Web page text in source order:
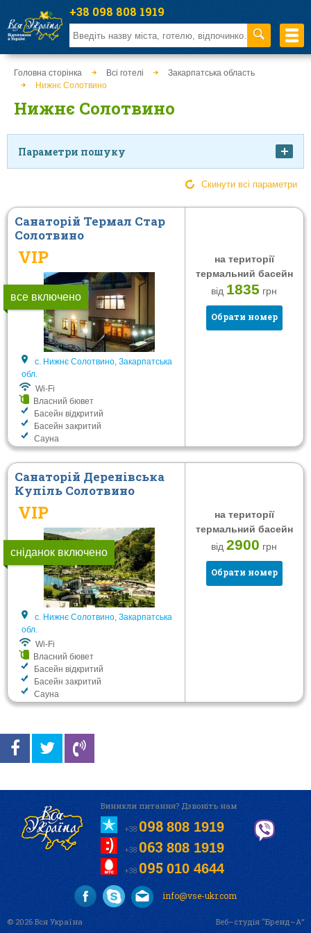
Головна сторінка Всі готелі
Закарпатська область
Нижнє Солотвино
Нижнє Солотвино
все включено
Санаторій Термал Стар
Солотвино
VIP
с. Нижнє Солотвино, Закарпатська
обл.
Wi-Fi
Власний бювет
Басейн відкритий
Басейн закритий
Сауна
на території
термальний басейн
від 1835 грн
Обрати номер
сніданок включено
Санаторій Деренівська
Купіль Солотвино
VIP
с. Нижнє Солотвино, Закарпатська
обл.
Wi-Fi
Власний бювет
Басейн відкритий
Басейн закритий
Сауна
на території
термальний басейн
від2900 грн
Обрати номер
Параметри пошуку
від
Тип закладу
Санаторій
Харчування
Сніданок
Повний пансіон
Сауна
Тренажерний зал
Автостоянка
Термальні води
Фільтрувати
Скинути всі параметри
+38 098 808 1919
Виникли питання? Дзвоніть нам
+38 098808 1919
+38063808 1919
+38 095010 4644
info@vse-ukr.com
© 2026 Вся Україна Веб–студія “Бренд–А”